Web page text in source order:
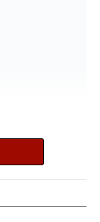
în jurul orei
sesizată, prin
eveniment